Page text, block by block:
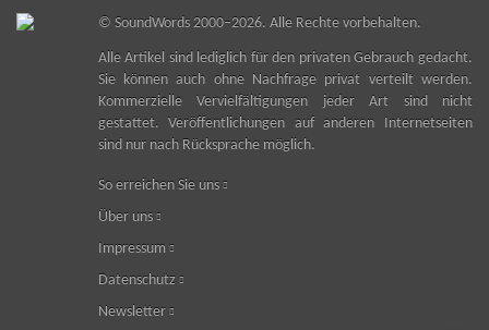
© SoundWords2000–2026. Alle Rechte vorbehalten.
Alle Artikel sind lediglich für den privaten Gebrauch gedacht.
Sie können auch ohne Nachfrage privat verteilt werden.
Kommerzielle Vervielfältigungen jeder Art sind nicht
gestattet. Veröffentlichungen auf anderen Internetseiten
sind nur nach Rücksprache möglich.
So erreichen Sie uns
Über uns
Impressum
Datenschutz
Newsletter